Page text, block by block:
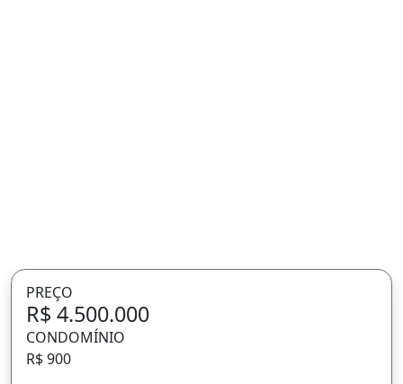
PREÇO
R$ 4.500.000
CONDOMÍNIO
R$ 900